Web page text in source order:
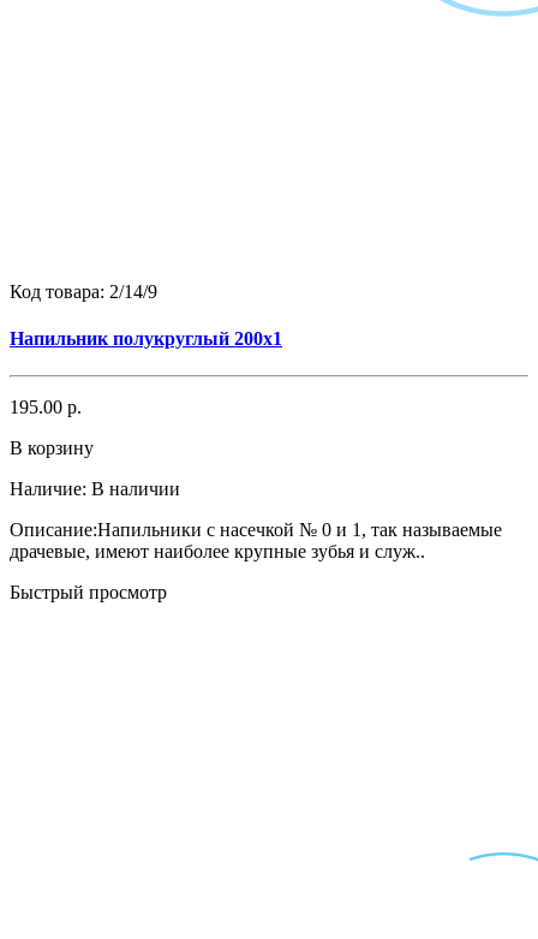
Код товара: 2/14/9
Напильник полукруглый 200х1
195.00 р.
В корзину
Наличие: В наличии
Описание:Напильники с насечкой № 0 и 1, так называемые
драчевые, имеют наиболее крупные зубья и служ..
Быстрый просмотр